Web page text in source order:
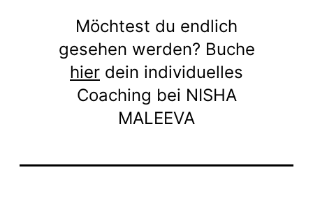
Möchtest du endlich
gesehen werden? Buche
hier dein individuelles
Coaching bei NISHA
MALEEVA